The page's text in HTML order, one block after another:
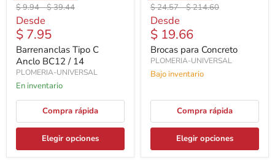
Precio
original
$ 9.94-Precio
$ 39.44
Desde
$ 7.95
Barrenanclas Tipo C
Anclo BC12 / 14
PLOMERIA-UNIVERSAL
En inventario
Compra rápida
Elegir opciones
Precio
original
$ 24.57-Precio
$ 214.60
Desde
$ 19.66
Brocas para Concreto
PLOMERIA-UNIVERSAL
Bajo inventario
Compra rápida
Elegir opciones